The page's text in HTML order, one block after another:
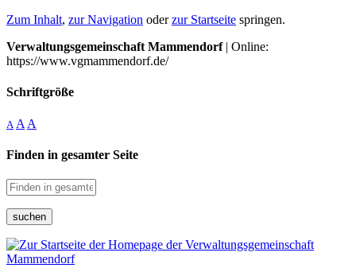
Zum Inhalt, zur Navigation oderzur Startseite springen.
Verwaltungsgemeinschaft Mammendorf| Online:
https://www.vgmammendorf.de/
Schriftgröße
A A A
Finden in gesamter Seite
suchen